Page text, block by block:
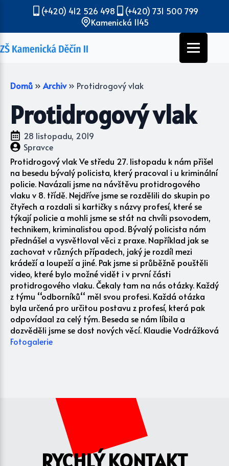
(+420) 412 526 498
(+420) 731 500 799
Kamenická 1145
Domů » Archiv » Protidrogový vlak
Protidrogový vlak
28 listopadu, 2019
Spravce
Protidrogový vlak Ve středu 27. listopadu k nám přišel
na besedu bývalý policista, který pracoval i u kriminální
policie. Navázali jsme na návštěvu protidrogového
vlaku v 8. třídě. Nejdříve jsme se rozdělili do skupin po
čtyřech a rozdali si kartičky s názvy profesí, které se
týkají policie a mohli jsme se stát na chvíli psovodem,
technikem, kriminalistou apod. Bývalý policista nám
přednášel a vysvětloval věci z praxe. Například jak se
zachovat v různých případech, jaký je rozdíl mezi
krádeží a loupeží a jiné. Pak jsme si průběžně pouštěli
video, které bylo možné vidět i v první části
protidrogového vlaku. Čekaly tam na nás otázky. Každý
z týmu ‘‘odborníků‘‘ měl svou profesi. Každá otázka
byla určená pro určitou postavu z profesí, která pak
odpovídaal za celý tým. Beseda se nám líbila a
dozvěděli jsme se dost nových věcí. Klaudie Vodrážková
Fotogalerie